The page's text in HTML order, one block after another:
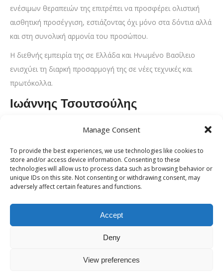
Manage Consent
To provide the best experiences, we use technologies like cookies to
store and/or access device information. Consenting to these
technologies will allow us to process data such as browsing behavior or
unique IDs on this site. Not consenting or withdrawing consent, may
adversely affect certain features and functions.
Accept
Deny
View preferences
ενέσιμων θεραπειών της επιτρέπει να προσφέρει ολιστική
αισθητική προσέγγιση, εστιάζοντας όχι μόνο στα δόντια αλλά
και στη συνολική αρμονία του προσώπου.
Η διεθνής εμπειρία της σε Ελλάδα και Ηνωμένο Βασίλειο
ενισχύει τη διαρκή προσαρμογή της σε νέες τεχνικές και
πρωτόκολλα.
Ιωάννης Τσουτσούλης
Ιωάννης Τσουτσούλης
University και της Οδοντικής
Τεχνολογίας, γεγονός που του
επιτρέπει να γεφυρώνει την
αποκαταστάσεων. Η εμπειρία του
στην προσθετική, την περιοδοντολογία και την αποκατάσταση
σε ασθενείς που απαιτούν λειτουργική και αισθητική